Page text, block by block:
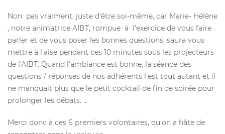
Non pas vraiment, juste d'être soi-même, car Marie- Hélène
, notre animatrice AIBT, rompue à l'exercice de vous faire
parler et de vous poser les bonnes questions, saura vous
mettre à l'aise pendant ces 10 minutes sous les projecteurs
de l'AIBT. Quand l'ambiance est bonne, la séance des
questions / réponses de nos adhérents l'est tout autant et il
ne manquait plus que le petit cocktail de fin de soirée pour
prolonger les débats. ...
Merci donc à ces 6 premiers volontaires, qu'on a hâte de